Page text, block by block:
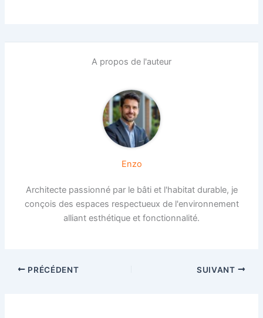
A propos de l'auteur
Enzo
Architecte passionné par le bâti et l'habitat durable, je
conçois des espaces respectueux de l'environnement
alliant esthétique et fonctionnalité.
PRÉCÉDENT SUIVANT